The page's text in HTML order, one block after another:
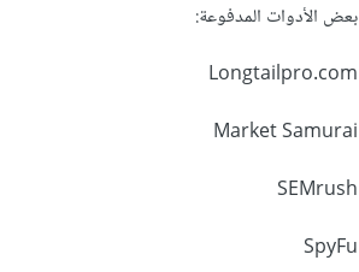
بعض الأدوات المدفوعة:
Longtailpro.com
Market Samurai
SEMrush
SpyFu